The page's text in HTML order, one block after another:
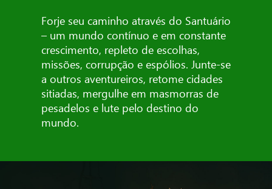
Forje seu caminho através do Santuário
– um mundo contínuo e em constante
crescimento, repleto de escolhas,
missões, corrupção e espólios. Junte-se
a outros aventureiros, retome cidades
sitiadas, mergulhe em masmorras de
pesadelos e lute pelo destino do
mundo.